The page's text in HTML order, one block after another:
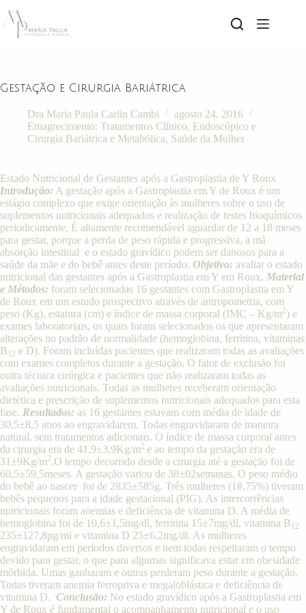
Gestação e Cirurgia Bariátrica
Dra Maria Paula Carlin Cambi
agosto 24, 2016
Emagrecimento: Tratamentos Clínico, Endoscópico e
Cirurgia Bariátrica e Metabólica, Saúde da Mulher
Estado Nutricional de Gestantes após a Gastroplastia de Y Roux
Introdução: A gestação após a Gastroplastia em Y de Roux é um
estágio complexo que exige orientação às mulheres sobre o uso de
suplementos nutricionais adequados e realização de testes bioquímicos
periodicamente. É altamente recomendável aguardar de 12 a 18 meses
para gestar, porque a perda de peso rápida e progressiva, a má
absorção intestinal e o estado gravídico podem ser danosos para a
saúde da mãe e do bebê antes deste período. Objetivo: avaliar o estado
nutricional das gestantes após a Gastroplastia em Y em Roux. Material
e Métodos: foram selecionadas 16 gestantes com Gastroplastia em Y
de Roux em um estudo prospectivo através de antropometria, com
peso (Kg), estatura (cm) e índice de massa corporal (IMC – Kg/m2) e
exames laboratoriais, os quais foram selecionados os que apresentaram
alterações no padrão de normalidade (hemoglobina, ferritina, vitaminas
B12 e D). Foram incluídas pacientes que realizaram todas as avaliações
com exames completos durante a gestação. O fator de exclusão foi
outra técnica cirúrgica e pacientes que não realizaram todas as
avaliações nutricionais. Todas as mulheres receberam orientação
dietética e prescrição de suplementos nutricionais adequados para esta
fase. Resultados: as 16 gestantes estavam com média de idade de
30,5±8,5 anos ao engravidarem. Todas engravidaram de maneira
natural, sem tratamentos adicionais. O índice de massa corporal antes
da cirurgia era de 41,9±3,9Kg/m2 e ao tempo da gestação era de
31±9Kg/m2.O tempo decorrido desde a cirurgia até a gestação foi de
60,5±59,5meses. A gestação variou de 38±02semanas. O peso médio
do bebê ao nascer foi de 2835±585g. Três mulheres (18,75%) tiveram
bebês pequenos para a idade gestacional (PIG). As intercorrências
nutricionais foram anemias e deficiência de vitamina D. A média de
hemoglobina foi de 10,6±1,5mg/dl, ferritina 15±7mg/dl, vitamina B12
235±127,8pg/ml e vitamina D 25±6,2mg/dl. As mulheres
engravidaram em períodos diversos e nem todas respeitaram o tempo
devido para gestar, o que para algumas significava estar em obesidade
mórbida. Umas ganharam e outras perderam peso durante a gestação.
Todas tiveram anemia ferropriva e megaloblástica e deficiência de
vitamina D. Conclusão: No estado gravídico após a Gastroplastia em
Y de Roux é fundamental o acompanhamento nutricional e o uso